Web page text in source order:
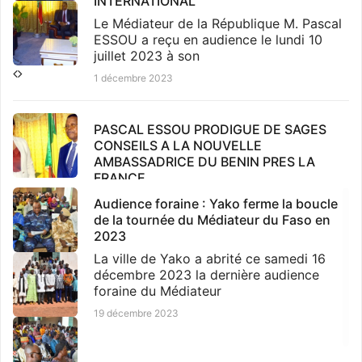
Le Médiateur de la République M. Pascal
ESSOU a reçu en audience le lundi 10
juillet 2023 à son
1 décembre 2023
PASCAL ESSOU PRODIGUE DE SAGES
CONSEILS A LA NOUVELLE
AMBASSADRICE DU BENIN PRES LA
FRANCE
Le Médiateur de la République M. Pascal
ESSOU a échangé le Mercredi 30 Août
2023 avec la nouvel
1 décembre 2023
LE MEDIATEUR DE LA REPUBLIQUE DU
BENIN DESORMAIS MEMBRE VOTANT DE
Audience foraine : Yako ferme la boucle
de la tournée du Médiateur du Faso en
2023
La ville de Yako a abrité ce samedi 16
décembre 2023 la dernière audience
foraine du Médiateur
19 décembre 2023